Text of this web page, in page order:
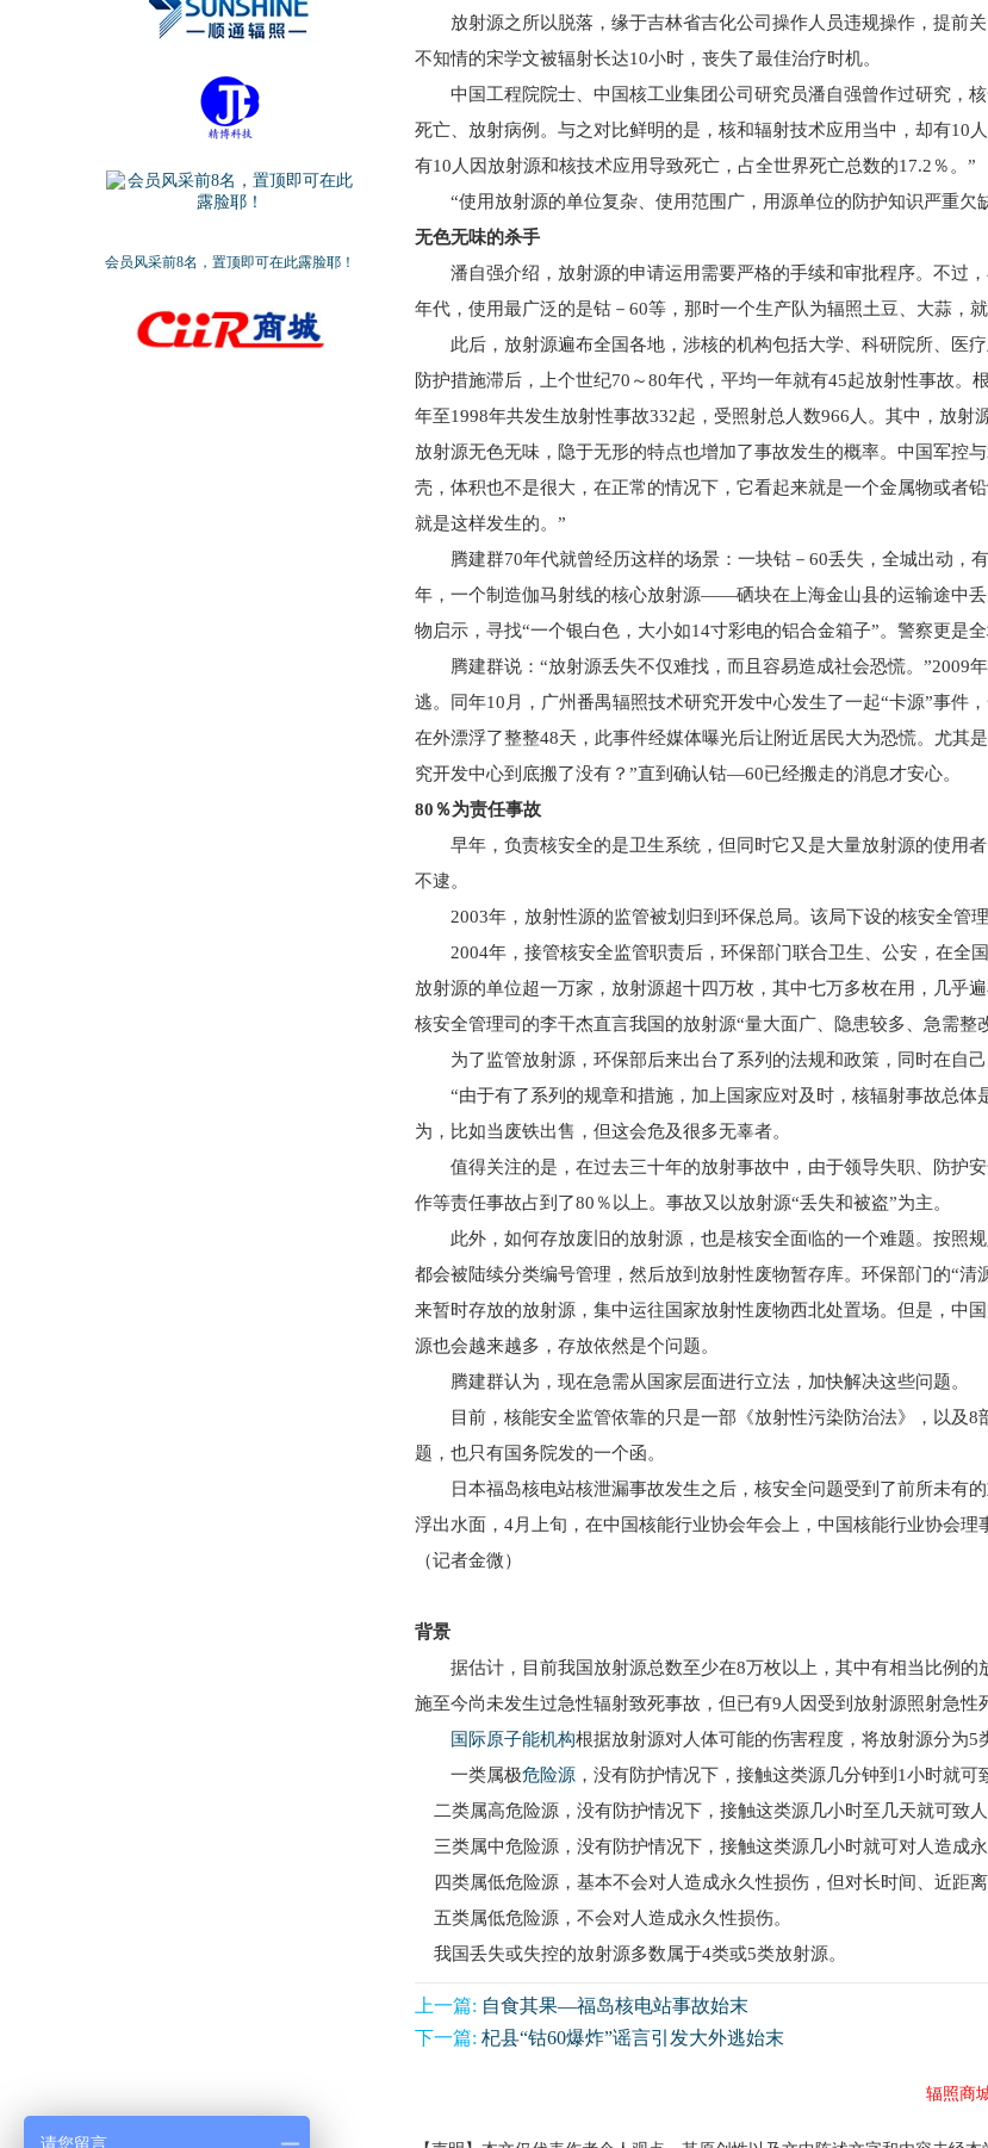
会员风采前8名，置顶即可在此露脸耶！
放射源之所以脱落，缘于吉林省吉化公司操作人员违规操作，提前关
不知情的宋学文被辐射长达10小时，丧失了最佳治疗时机。
中国工程院院士、中国核工业集团公司研究员潘自强曾作过研究，核
死亡、放射病例。与之对比鲜明的是，核和辐射技术应用当中，却有10
有10人因放射源和核技术应用导致死亡，占全世界死亡总数的17.2％。”
“使用放射源的单位复杂、使用范围广，用源单位的防护知识严重欠
无色无味的杀手
潘自强介绍，放射源的申请运用需要严格的手续和审批程序。不过
年代，使用最广泛的是钴－60等，那时一个生产队为辐照土豆、大蒜，就
此后，放射源遍布全国各地，涉核的机构包括大学、科研院所、医
防护措施滞后，上个世纪70～80年代，平均一年就有45起放射性事故
年至1998年共发生放射性事故332起，受照射总人数966人。其中，放射
放射源无色无味，隐于无形的特点也增加了事故发生的概率。中国军控
壳，体积也不是很大，在正常的情况下，它看起来就是一个金属物或者
就是这样发生的。”
腾建群70年代就曾经历这样的场景：一块钴－60丢失，全城出动，
年，一个制造伽马射线的核心放射源——硒块在上海金山县的运输途中
物启示，寻找“一个银白色，大小如14寸彩电的铝合金箱子”。警察更是
腾建群说：“放射源丢失不仅难找，而且容易造成社会恐慌。”2009
逃。同年10月，广州番禺辐照技术研究开发中心发生了一起“卡源”事件
在外漂浮了整整48天，此事件经媒体曝光后让附近居民大为恐慌。尤其
究开发中心到底搬了没有？”直到确认钴—60已经搬走的消息才安心。
80％为责任事故
早年，负责核安全的是卫生系统，但同时它又是大量放射源的使用
不逮。
2003年，放射性源的监管被划归到环保总局。该局下设的核安全管理
2004年，接管核安全监管职责后，环保部门联合卫生、公安，在全
放射源的单位超一万家，放射源超十四万枚，其中七万多枚在用，几乎
核安全管理司的李干杰直言我国的放射源“量大面广、隐患较多、急需整改
为了监管放射源，环保部后来出台了系列的法规和政策，同时在自己
“由于有了系列的规章和措施，加上国家应对及时，核辐射事故总体
为，比如当废铁出售，但这会危及很多无辜者。
值得关注的是，在过去三十年的放射事故中，由于领导失职、防护
作等责任事故占到了80％以上。事故又以放射源“丢失和被盗”为主。
此外，如何存放废旧的放射源，也是核安全面临的一个难题。按照
都会被陆续分类编号管理，然后放到放射性废物暂存库。环保部门的“
来暂时存放的放射源，集中运往国家放射性废物西北处置场。但是，中
源也会越来越多，存放依然是个问题。
腾建群认为，现在急需从国家层面进行立法，加快解决这些问题。
目前，核能安全监管依靠的只是一部《放射性污染防治法》，以及8
题，也只有国务院发的一个函。
日本福岛核电站核泄漏事故发生之后，核安全问题受到了前所未有
浮出水面，4月上旬，在中国核能行业协会年会上，中国核能行业协会
（记者金微）
背景
据估计，目前我国放射源总数至少在8万枚以上，其中有相当比例的
施至今尚未发生过急性辐射致死事故，但已有9人因受到放射源照射急性
国际原子能机构根据放射源对人体可能的伤害程度，将放射源分为5
一类属极危险源 ，没有防护情况下，接触这类源几分钟到1小时就可
二类属高危险源，没有防护情况下，接触这类源几小时至几天就可致人
三类属中危险源，没有防护情况下，接触这类源几小时就可对人造成
四类属低危险源，基本不会对人造成永久性损伤，但对长时间、近距
五类属低危险源，不会对人造成永久性损伤。
我国丢失或失控的放射源多数属于4类或5类放射源。
上一篇: 自食其果—福岛核电站事故始末
下一篇: 杞县“钴60爆炸”谣言引发大外逃始末
辐照商
请您留言